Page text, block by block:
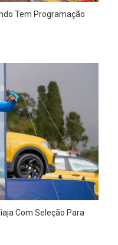
Tem Programação
Com Seleção Para